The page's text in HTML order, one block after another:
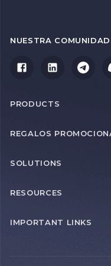
NUESTRA COMUNIDAD
PRODUCTS
REGALOS
SOLUTIONS
RESOURCES
IMPORTANT LINKS